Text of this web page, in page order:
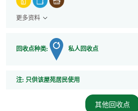
更多资料
回收点种类: 私人回收点
注: 注
只供该屋苑居民使用
其他回收点